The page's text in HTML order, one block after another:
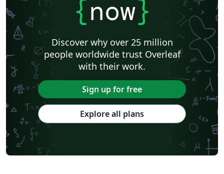
{now}
Discover why over 25 million
people worldwide trust Overleaf
with their work.
Sign up for free
Explore all plans